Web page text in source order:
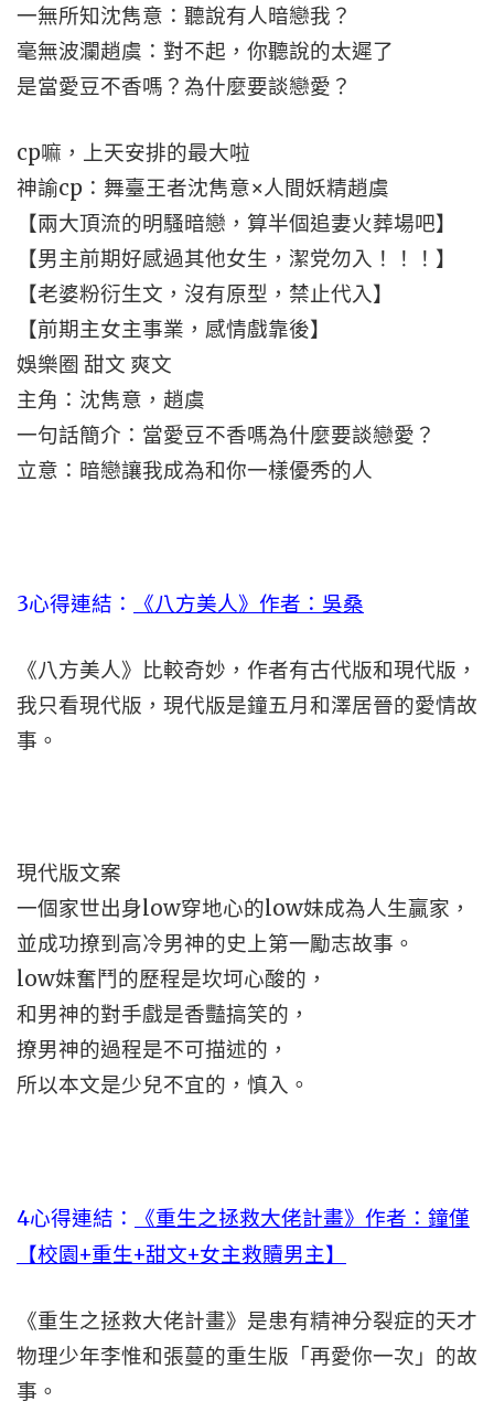
一無所知沈雋意：聽說有人暗戀我？
毫無波瀾趙虞：對不起，你聽說的太遲了
是當愛豆不香嗎？為什麼要談戀愛？
cp嘛，上天安排的最大啦
神諭cp：舞臺王者沈雋意×人間妖精趙虞
【兩大頂流的明騷暗戀，算半個追妻火葬場吧】
【男主前期好感過其他女生，潔党勿入！！！】
【老婆粉衍生文，沒有原型，禁止代入】
【前期主女主事業，感情戲靠後】
娛樂圈 甜文 爽文
主角：沈雋意，趙虞
一句話簡介：當愛豆不香嗎為什麼要談戀愛？
立意：暗戀讓我成為和你一樣優秀的人
3心得連結： 《八方美人》作者：吳桑
《八方美人》比較奇妙，作者有古代版和現代版，
我只看現代版，現代版是鐘五月和澤居晉的愛情故
事。
現代版文案
一個家世出身low穿地心的low妹成為人生贏家，
並成功撩到高冷男神的史上第一勵志故事。
low妹奮鬥的歷程是坎坷心酸的，
和男神的對手戲是香豔搞笑的，
撩男神的過程是不可描述的，
所以本文是少兒不宜的，慎入。
4心得連結：
《重生之拯救大佬計畫》作者：鐘僅
【校園+重生+甜文+女主救贖男主】
《重生之拯救大佬計畫》是患有精神分裂症的天才
物理少年李惟和張蔓的重生版「再愛你一次」的故
事。